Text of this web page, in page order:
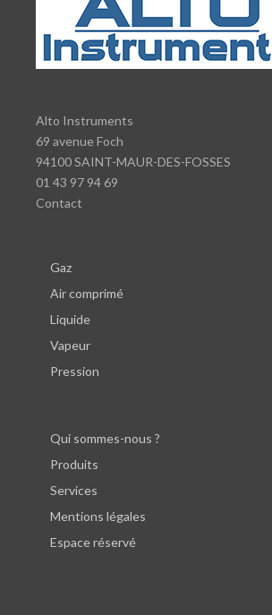
Alto Instruments
69 avenue Foch
94100 SAINT-MAUR-DES-FOSSES
01 43 97 94 69
Contact
Gaz
Air comprimé
Liquide
Vapeur
Pression
Qui sommes-nous ?
Produits
Services
Mentions légales
Espace réservé